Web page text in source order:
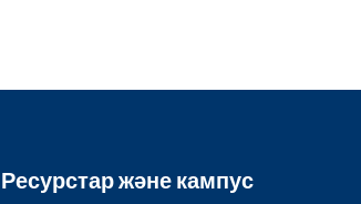
Ресурстар және кампус